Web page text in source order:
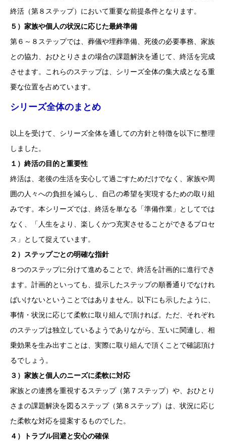
終活（第８ステップ）において重要な前提条件となります。
５）家族や個人の状況に応じた最終準備
第６～８ステップでは、葬儀や埋葬準備、死後の必要事務、家族
との協力、おひとりさまの場合の課題解決を通じて、終活を完成
させます。これらのステップは、シリーズ全体の集大成となる重
要な位置を占めています。
シリーズ全体のまとめ
以上を受けて、シリーズ全体を通しての方針と特徴を以下に整理
しました。
１）終活の目的と重要性
終活は、老後の生活を安心して過ごすためだけでなく、家族や周
囲の人々への負担を減らし、自己の希望を実現するための取り組
みです。本シリーズでは、終活を単なる「準備作業」としてでは
なく、「人生をより、楽しくかつ充実させることができるプロセ
ス」として捉えています。
２）ステップごとの明確な指針
８つのステップに分けて進めることで、終活を計画的に進行でき
ます。計画的といっても、提示したステップの順番通りでなけれ
ばいけないということではありません。以下にも示したように、
事情・状況に応じて柔軟に取り組んで頂ければ。ただ、それぞれ
のステップは独立しているようでありながら、互いに関連し、相
乗効果を生み出すことは、実際に取り組んで頂くことで確認頂け
るでしょう。
３）家族と個人のニーズに柔軟に対応
家族との連携を重視するステップ（第７ステップ）や、おひとり
さまの課題解決を図るステップ（第８ステップ）は、状況に応じ
た柔軟な対応を提案するものでした。
４）トラブル回避と安心の確保